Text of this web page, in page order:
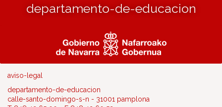
departamento-de-educacion
aviso-legal
departamento-de-educacion
calle-santo-domingo-s-n - 31001 pamplona